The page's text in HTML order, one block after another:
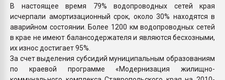
В настоящее время 79% водопроводных сетей края
исчерпали амортизационный срок, около 30% находятся в
аварийном состоянии. Более 1200 км водопроводных сетей
в крае не имеют балансодержателя и являются бесхозными,
их износ достигает 95%.
За счет выделения субсидий муниципальным образованиям
по краевой программе «Модернизация жилищно-